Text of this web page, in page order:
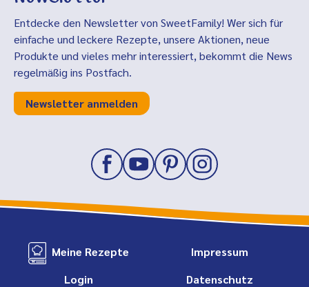
Entdecke den Newsletter von SweetFamily! Wer sich für
einfache und leckere Rezepte, unsere Aktionen, neue
Produkte und vieles mehr interessiert, bekommt die News
regelmäßig ins Postfach.
Newsletter anmelden
Meine Rezepte
Login
Impressum
Datenschutz